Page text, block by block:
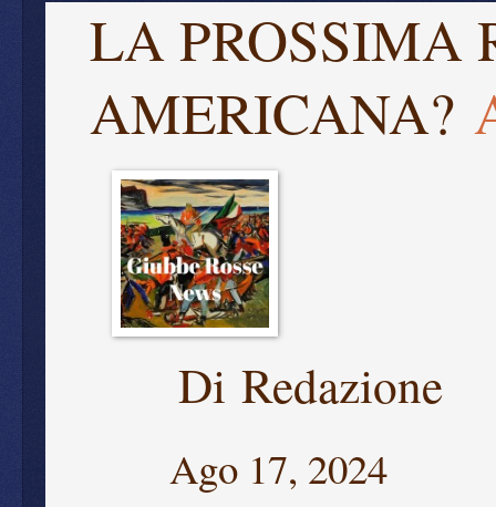
LA PROSSIMA
AMERICANA?
Di Redazione
Ago 17, 2024